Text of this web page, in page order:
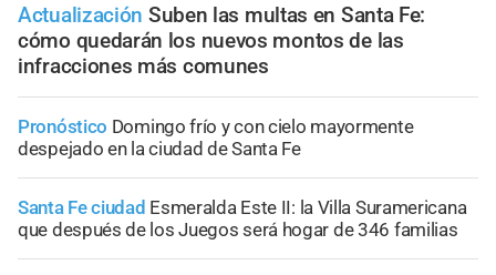
Actualización Suben las multas en Santa Fe:
cómo quedarán los nuevos montos de las
infracciones más comunes
Pronóstico Domingo frío y con cielo mayormente
despejado en la ciudad de Santa Fe
Santa Fe ciudad Esmeralda Este II: la Villa Suramericana
que después de los Juegos será hogar de 346 familias